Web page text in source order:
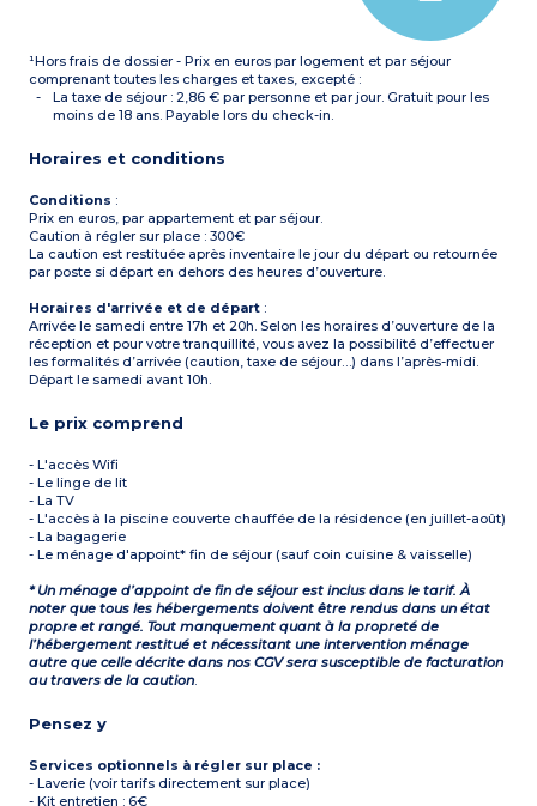
¹Hors frais de dossier - Prix en euros par logement et par séjour
comprenant toutes les charges et taxes, excepté :
La taxe de séjour : 2,86 € par personne et par jour. Gratuit pour les
moins de 18 ans. Payable lors du check-in.
Horaires et conditions
Conditions :
Prix en euros, par appartement et par séjour.
Caution à régler sur place : 300€
La caution est restituée après inventaire le jour du départ ou retournée
par poste si départ en dehors des heures d’ouverture.
Horaires d'arrivée et de départ :
Arrivée le samedi entre 17h et 20h. Selon les horaires d’ouverture de la
réception et pour votre tranquillité, vous avez la possibilité d’effectuer
les formalités d’arrivée (caution, taxe de séjour…) dans l’après-midi.
Départ le samedi avant 10h.
Le prix comprend
- L'accès Wifi
- Le linge de lit
- La TV
- L'accès à la piscine couverte chauffée de la résidence (en juillet-août)
- La bagagerie
- Le ménage d'appoint* fin de séjour (sauf coin cuisine & vaisselle)
* Un ménage d’appoint de fin de séjour est inclus dans le tarif. À
noter que tous les hébergements doivent être rendus dans un état
propre et rangé. Tout manquement quant à la propreté de
l’hébergement restitué et nécessitant une intervention ménage
autre que celle décrite dans nos CGV sera susceptible de facturation
au travers de la caution.
Pensez y
Services optionnels à régler sur place :
- Laverie (voir tarifs directement sur place)
- Kit entretien : 6€